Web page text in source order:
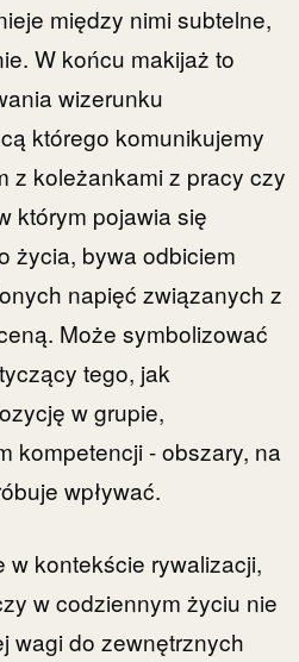
między nimi subtelne,
W końcu makijaż to
wizerunku
którego komunikujemy
z koleżankami z pracy czy
którym pojawia się
życia, bywa odbiciem
napięć związanych z
Może symbolizować
tego, jak
w grupie,
kompetencji - obszary, na
wpływać.
kontekście rywalizacji,
w codziennym życiu nie
wagi do zewnętrznych